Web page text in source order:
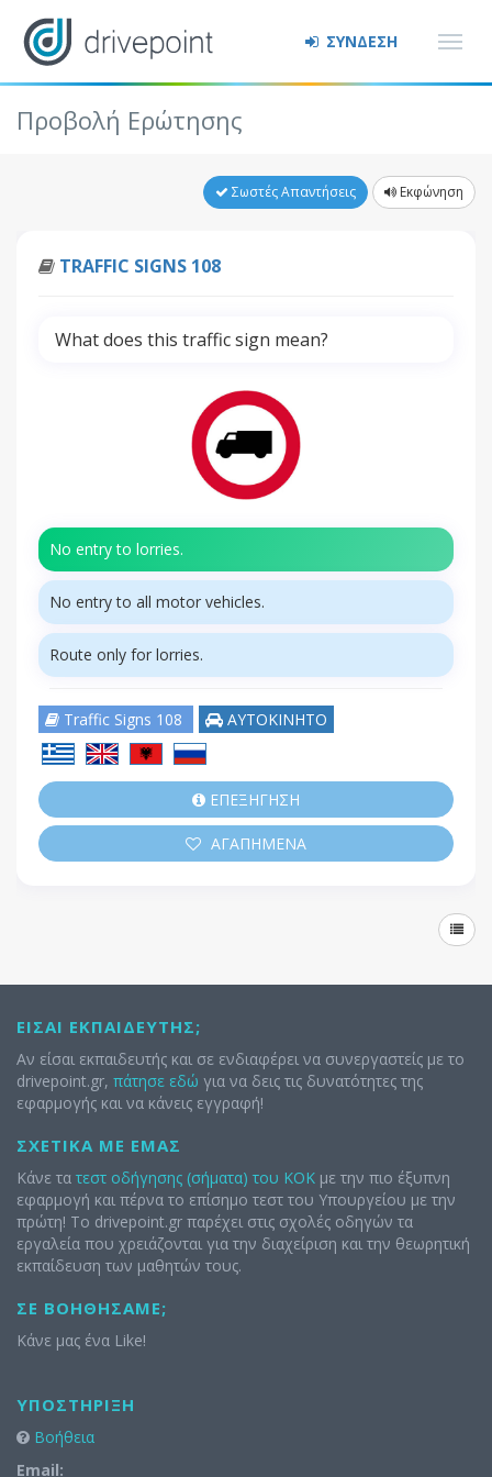
ΣΥΝΔΕΣΗ
Προβολή Ερώτησης
Σωστές Απαντήσεις Εκφώνηση
TRAFFIC SIGNS 108
What does this traffic sign mean?
No entry to lorries.
No entry to all motor vehicles.
Route only for lorries.
Traffic Signs 108 ΑΥΤΟΚΙΝΗΤΟ
ΕΠΕΞΗΓΗΣΗ
ΑΓΑΠΗΜΕΝΑ
ΕΊΣΑΙ ΕΚΠΑΙΔΕΥΤΉΣ;
Αν είσαι εκπαιδευτής και σε ενδιαφέρει να συνεργαστείς με το
drivepoint.gr, πάτησε εδώ για να δεις τις δυνατότητες της
εφαρμογής και να κάνεις εγγραφή!
ΣΧΕΤΙΚΆ ΜΕ ΕΜΆΣ
Κάνε τα τεστ οδήγησης (σήματα) του ΚΟΚ με την πιο έξυπνη
εφαρμογή και πέρνα το επίσημο τεστ του Υπουργείου με την
πρώτη! Το drivepoint.gr παρέχει στις σχολές οδηγών τα
εργαλεία που χρειάζονται για την διαχείριση και την θεωρητική
εκπαίδευση των μαθητών τους.
ΣΕ ΒΟΗΘΉΣΑΜΕ;
Κάνε μας ένα Like!
ΥΠΟΣΤΉΡΙΞΗ
Βοήθεια
Email: